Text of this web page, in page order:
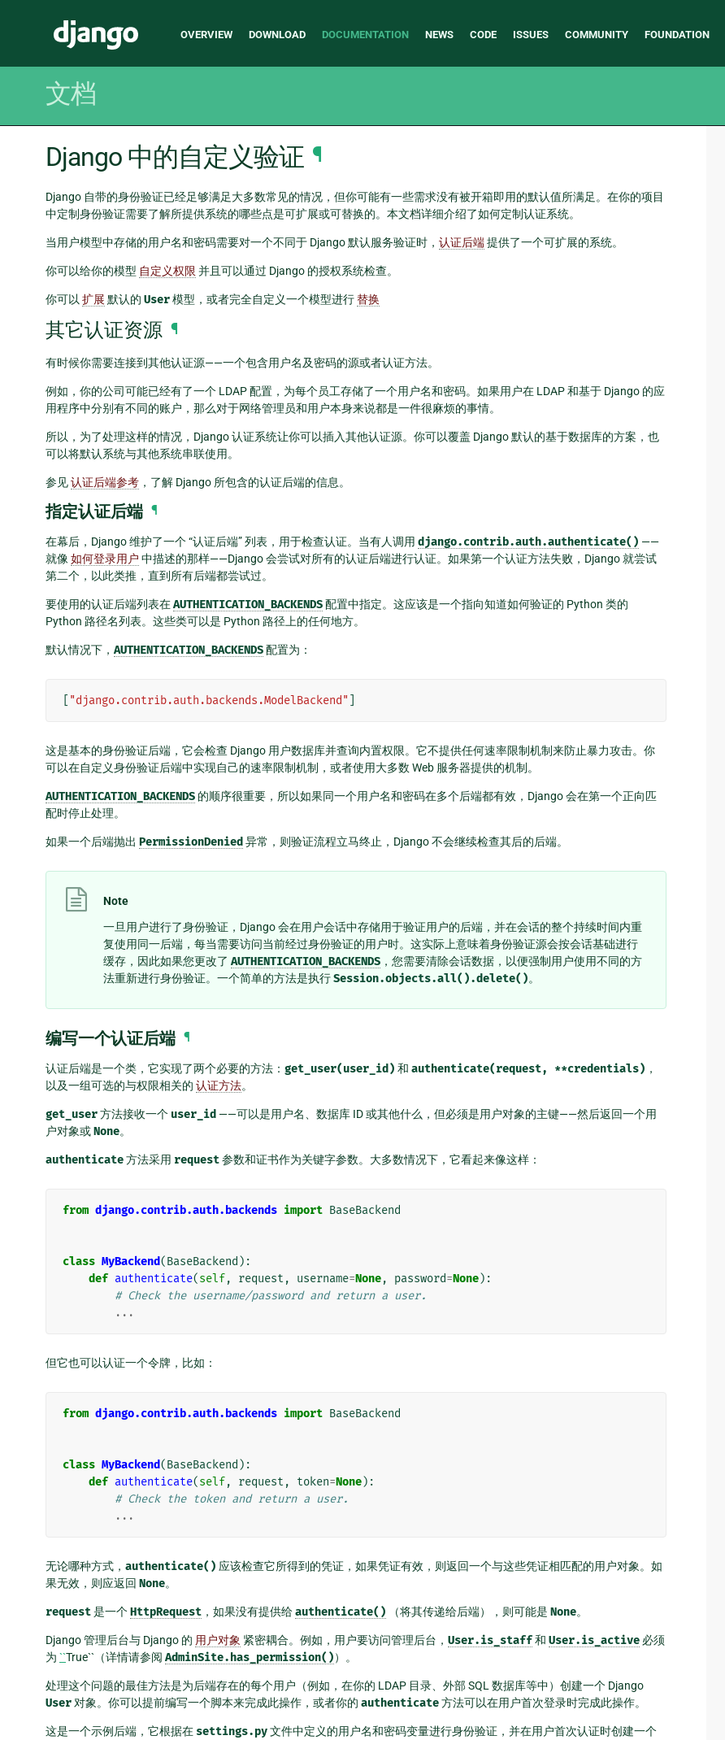
Django
Main
OVERVIEW DOWNLOAD DOCUMENTATION NEWS CODE ISSUES COMMUNITY FOUNDATION
文档
Django 中的自定义验证 ¶
Django 自带的身份验证已经足够满足大多数常见的情况，但你可能有一些需求没有被开箱即用的默认值所满足。在你的项目
中定制身份验证需要了解所提供系统的哪些点是可扩展或可替换的。本文档详细介绍了如何定制认证系统。
当用户模型中存储的用户名和密码需要对一个不同于 Django 默认服务验证时， 认证后端提供了一个可扩展的系统。
你可以给你的模型 自定义权限 并且可以通过 Django 的授权系统检查。
你可以 扩展 默认的 User模型，或者完全自定义一个模型进行替换
其它认证资源 ¶
有时候你需要连接到其他认证源——一个包含用户名及密码的源或者认证方法。
例如，你的公司可能已经有了一个 LDAP 配置，为每个员工存储了一个用户名和密码。如果用户在 LDAP 和基于 Django 的应
用程序中分别有不同的账户，那么对于网络管理员和用户本身来说都是一件很麻烦的事情。
所以，为了处理这样的情况，Django 认证系统让你可以插入其他认证源。你可以覆盖 Django 默认的基于数据库的方案，也
可以将默认系统与其他系统串联使用。
参见认证后端参考 ，了解 Django 所包含的认证后端的信息。
指定认证后端 ¶
在幕后，Django 维护了一个 “认证后端” 列表，用于检查认证。当有人调用 django.contrib.auth.authenticate() ——
就像 如何登录用户 中描述的那样——Django 会尝试对所有的认证后端进行认证。如果第一个认证方法失败，Django 就尝试
第二个，以此类推，直到所有后端都尝试过。
要使用的认证后端列表在AUTHENTICATION_BACKENDS配置中指定。这应该是一个指向知道如何验证的 Python 类的
Python 路径名列表。这些类可以是 Python 路径上的任何地方。
默认情况下， AUTHENTICATION_BACKENDS配置为：
"django.contrib.auth.backends.ModelBackend"
这是基本的身份验证后端，它会检查 Django 用户数据库并查询内置权限。它不提供任何速率限制机制来防止暴力攻击。你
可以在自定义身份验证后端中实现自己的速率限制机制，或者使用大多数 Web 服务器提供的机制。
AUTHENTICATION_BACKENDS 的顺序很重要，所以如果同一个用户名和密码在多个后端都有效，Django 会在第一个正向匹
配时停止处理。
如果一个后端抛出 PermissionDenied 异常，则验证流程立马终止，Django 不会继续检查其后的后端。
Note
一旦用户进行了身份验证，Django 会在用户会话中存储用于验证用户的后端，并在会话的整个持续时间内重
复使用同一后端，每当需要访问当前经过身份验证的用户时。这实际上意味着身份验证源会按会话基础进行
缓存，因此如果您更改了 AUTHENTICATION_BACKENDS ，您需要清除会话数据，以便强制用户使用不同的方
法重新进行身份验证。一个简单的方法是执行Session.objects.all().delete()。
编写一个认证后端 ¶
认证后端是一个类，它实现了两个必要的方法： get_user(user_id) 和 authenticate(request, **credentials) ，
以及一组可选的与权限相关的 认证方法。
get_user方法接收一个 user_id ——可以是用户名、数据库 ID 或其他什么，但必须是用户对象的主键——然后返回一个用
户对象或None。
authenticate方法采用 request参数和证书作为关键字参数。大多数情况下，它看起来像这样：
from django.contrib.auth.backends import BaseBackend
class MyBackend(BaseBackend ):
def authenticate(self, request , username=None, password=None):
# Check the username/password and return a user.
...
但它也可以认证一个令牌，比如：
from django.contrib.auth.backends import BaseBackend
class MyBackend(BaseBackend ):
def authenticate(self, request , token=None):
# Check the token and return a user.
...
无论哪种方式， authenticate() 应该检查它所得到的凭证，如果凭证有效，则返回一个与这些凭证相匹配的用户对象。如
果无效，则应返回 None。
request是一个HttpRequest ，如果没有提供给authenticate() （将其传递给后端），则可能是 None。
Django 管理后台与 Django 的 用户对象 紧密耦合。例如，用户要访问管理后台， User.is_staff和 User.is_active 必须
为 ``True``（详情请参阅 AdminSite.has_permission()）。
处理这个问题的最佳方法是为后端存在的每个用户（例如，在你的 LDAP 目录、外部 SQL 数据库等中）创建一个 Django
User 对象。你可以提前编写一个脚本来完成此操作，或者你的 authenticate方法可以在用户首次登录时完成此操作。
这是一个示例后端，它根据在 settings.py文件中定义的用户名和密码变量进行身份验证，并在用户首次认证时创建一个